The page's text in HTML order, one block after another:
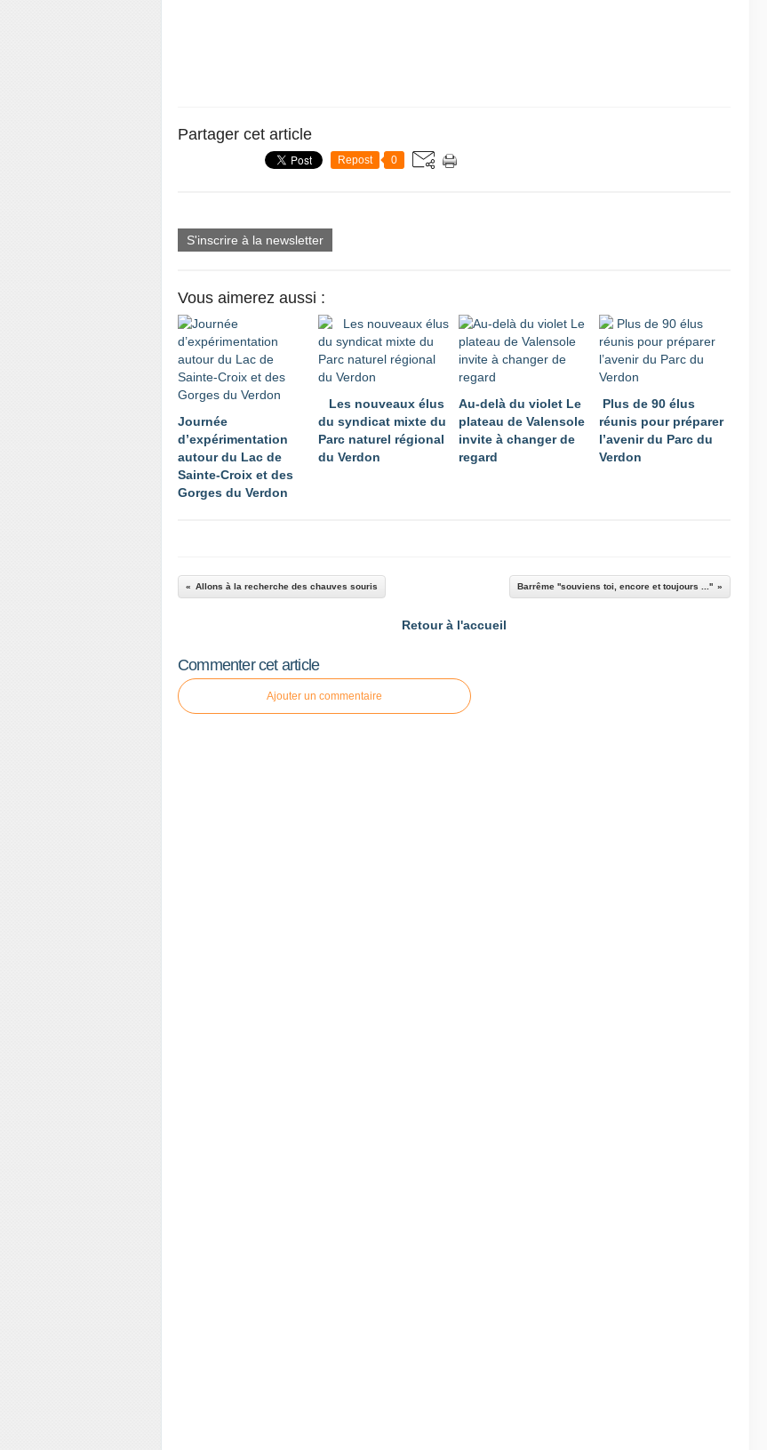
Partager cet article
Repost 0
S'inscrire à la newsletter
Vous aimerez aussi :
Journée
d’expérimentation
autour du Lac de
Sainte-Croix et des
Gorges du Verdon
Les nouveaux élus
du syndicat mixte du
Parc naturel régional
du Verdon
Au-delà du violet Le
plateau de Valensole
invite à changer de
regard
Plus de 90 élus
réunis pour préparer
l’avenir du Parc du
Verdon
Allons à la recherche des chauves souris Barrême ''souviens toi, encore et toujours ...''
Retour à l'accueil
Commenter cet article
Ajouter un commentaire